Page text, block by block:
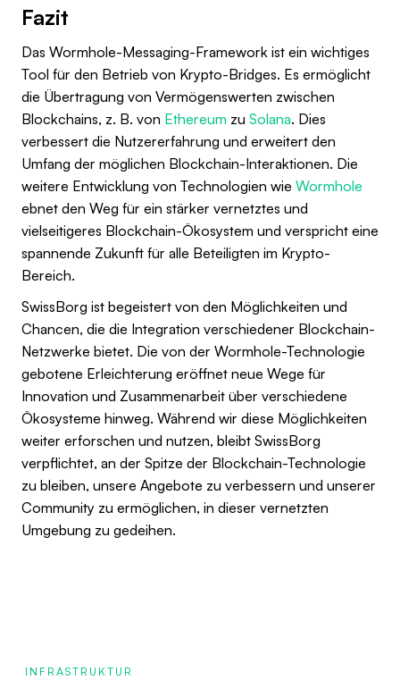
Fazit
Das Wormhole-Messaging-Framework ist ein wichtiges
Tool für den Betrieb von Krypto-Bridges. Es ermöglicht
die Übertragung von Vermögenswerten zwischen
Blockchains, z. B. von Ethereum zu Solana. Dies
verbessert die Nutzererfahrung und erweitert den
Umfang der möglichen Blockchain-Interaktionen. Die
weitere Entwicklung von Technologien wie Wormhole
ebnet den Weg für ein stärker vernetztes und
vielseitigeres Blockchain-Ökosystem und verspricht eine
spannende Zukunft für alle Beteiligten im Krypto-
Bereich.
SwissBorg ist begeistert von den Möglichkeiten und
Chancen, die die Integration verschiedener Blockchain-
Netzwerke bietet. Die von der Wormhole-Technologie
gebotene Erleichterung eröffnet neue Wege für
Innovation und Zusammenarbeit über verschiedene
Ökosysteme hinweg. Während wir diese Möglichkeiten
weiter erforschen und nutzen, bleibt SwissBorg
verpflichtet, an der Spitze der Blockchain-Technologie
zu bleiben, unsere Angebote zu verbessern und unserer
Community zu ermöglichen, in dieser vernetzten
Umgebung zu gedeihen.
INFRASTRUKTUR